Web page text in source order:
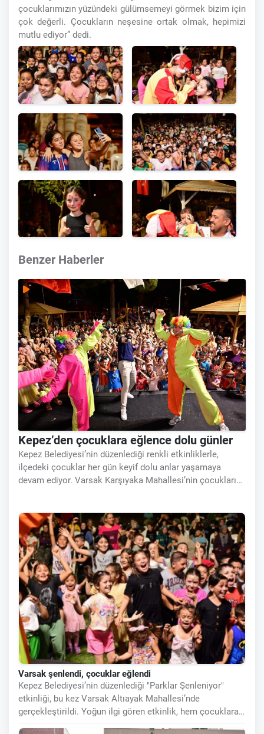
çocuklarımızın yüzündeki gülümsemeyi görmek bizim için
çok değerli. Çocukların neşesine ortak olmak, hepimizi
mutlu ediyor” dedi.
Benzer Haberler
Kepez’den çocuklara eğlence dolu günler
Kepez Belediyesi’nin düzenlediği renkli etkinliklerle,
ilçedeki çocuklar her gün keyif dolu anlar yaşamaya
devam ediyor. Varsak Karşıyaka Mahallesi’nin çocukları
Varsak şenlendi, çocuklar eğlendi
Kepez Belediyesi’nin düzenlediği "Parklar Şenleniyor"
etkinliği, bu kez Varsak Altıayak Mahallesi’nde
gerçekleştirildi. Yoğun ilgi gören etkinlik, hem çocuklara
hem de ailelere unutulmaz